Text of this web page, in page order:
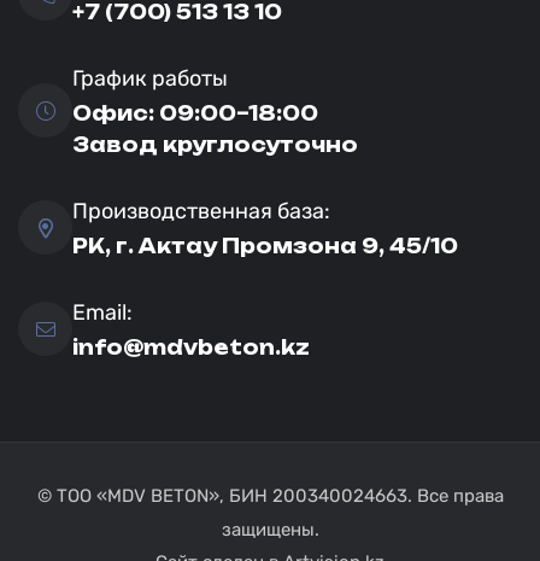
+7 (700) 513 13 10
График работы
Офис: 09:00–18:00
Завод круглосуточно
Производственная база:
РК, г. Актау Промзона 9, 45/10
Email:
info@mdvbeton.kz
© ТОО «MDV BETON», БИН 200340024663. Все права
защищены.